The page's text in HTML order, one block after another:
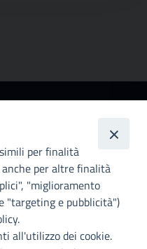
per finalità
per altre finalità
"miglioramento
"targeting e pubblicità")
all'utilizzo dei cookie.